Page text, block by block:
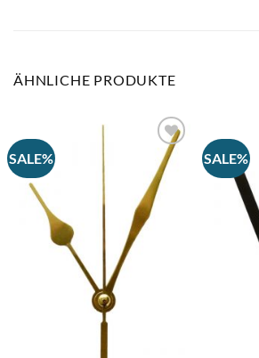
ÄHNLICHE PRODUKTE
SALE%
Auf
die
Wunschliste
SALE%